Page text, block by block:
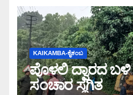
KAIKAMBA-ಕೈಕಂಬ
ಪೊಳಲಿ ದ್ವಾರದ ಬಳಿ
ಸಂಚಾರ ಸ್ಥಗಿತ